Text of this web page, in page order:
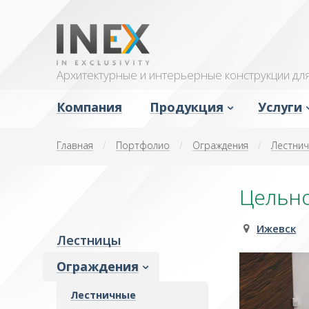
Архитектурные и интерьерные конструкции
Компания Продукция
Двери распашные
Услуги
Монтаж
Доставка
Главная / Портфолио / Ограждения /
Лестницы
Ограждения
Лестничные
Ижевск